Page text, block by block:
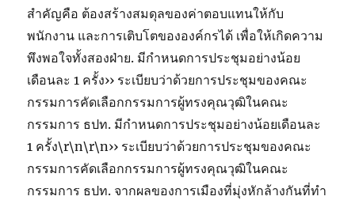
สำคัญคือ ต้องสร้างสมดุลของค่าตอบแทนให้กับ
พนักงาน และการเติบโตขององค์กรได้ เพื่อให้เกิดความ
พึงพอใจทั้งสองฝ่าย. มีกำหนดการประชุมอย่างน้อย
เดือนละ 1 ครั้ง​›› ระเบียบว่าด้วยการประชุมของคณะ
กรรมการคัดเลือกกรรมการผู้ทรงคุณวุฒิในคณะ
กรรมการ ธปท. มีกำหนดการประชุมอย่างน้อยเดือนละ
1 ครั้ง​\r\n\r\n›› ระเบียบว่าด้วยการประชุมของคณะ
กรรมการคัดเลือกกรรมการผู้ทรงคุณวุฒิในคณะ
กรรมการ ธปท. จากผลของการเมืองที่มุ่งหักล้างกันที่ทํา